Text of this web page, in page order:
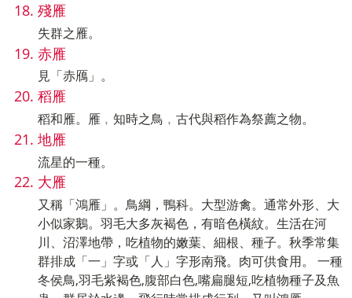
殘雁
失群之雁。
赤雁
見「赤鴈」。
稻雁
稻和雁。雁﹐知時之鳥﹐古代與稻作為祭薦之物。
地雁
流星的一種。
大雁
又稱「鴻雁」。鳥綱，鴨科。大型游禽。通常外形、大
小似家鵝。羽毛大多灰褐色，有暗色橫紋。生活在河
川、沼澤地帶，吃植物的嫩葉、細根、種子。秋季常集
群排成「一」字或「人」字形南飛。肉可供食用。 一種
冬侯鳥,羽毛紫褐色,腹部白色,嘴扁腿短,吃植物種子及魚